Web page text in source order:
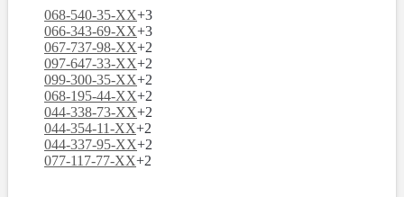
068-540-35-XX+3
066-343-69-XX+3
067-737-98-XX+2
097-647-33-XX+2
099-300-35-XX+2
068-195-44-XX+2
044-338-73-XX+2
044-354-11-XX+2
044-337-95-XX+2
077-117-77-XX+2